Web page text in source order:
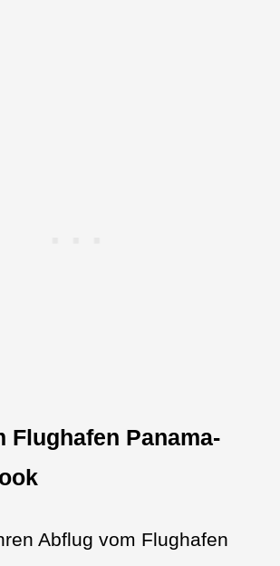
Flughafen Panama-
Abflug vom Flughafen